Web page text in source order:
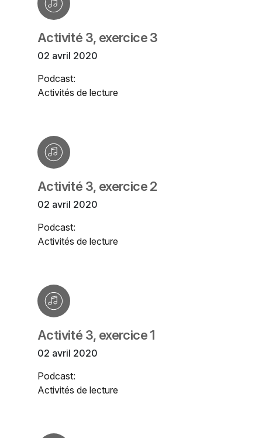
Activité 3, exercice 3
02 avril 2020
Podcast:
Activités de lecture
Activité 3, exercice 2
02 avril 2020
Podcast:
Activités de lecture
Activité 3, exercice 1
02 avril 2020
Podcast:
Activités de lecture